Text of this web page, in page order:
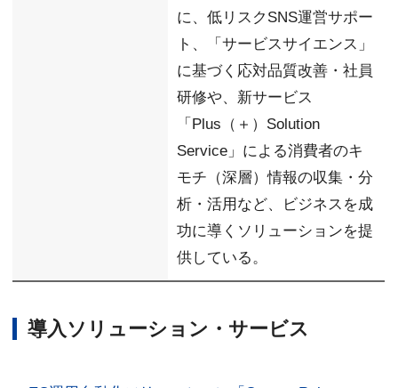
に、低リスクSNS運営サポー
ト、「サービスサイエンス」
に基づく応対品質改善・社員
研修や、新サービス
「Plus（＋）Solution
Service」による消費者のキ
モチ（深層）情報の収集・分
析・活用など、ビジネスを成
功に導くソリューションを提
供している。
導入ソリューション・サービス